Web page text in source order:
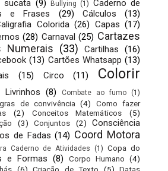
sucata (9) Bullying (1) Caderno de
e Frases
(29) Cálculos
(13)
Colorida (26) Capas (17)
(28) Carnaval (25) Cartazes
Numerais (33) Cartilhas
(16)
(13) Cartões Whatsapp (13)
(15) Circo (11)
Colorir
Livrinhos (8) Combate ao fumo (1)
de convivência (4)
Como fazer
(2) Conceitos Matemáticos
(5)
(3) Conjuntos (2)
Consciência
de Fadas (14) Coord Motora
Caderno de Atividades (1) Copa do
e Formas (8) Corpo Humano (4)